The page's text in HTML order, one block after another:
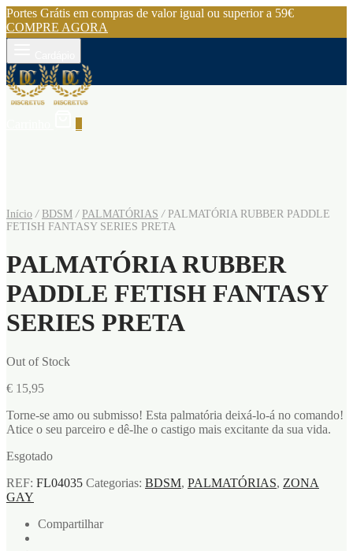
Portes Grátis em compras de valor igual ou superior a 59€
COMPRE AGORA
Início / BDSM / PALMATÓRIAS /PALMATÓRIA RUBBER PADDLE
FETISH FANTASY SERIES PRETA
PALMATÓRIA RUBBER
PADDLE FETISH FANTASY
SERIES PRETA
Out of Stock
€ 15,95
Torne-se amo ou submisso! Esta palmatória deixá-lo-á no comando!
Atice o seu parceiro e dê-lhe o castigo mais excitante da sua vida.
Esgotado
REF: FL04035 Categorias: BDSM, PALMATÓRIAS, ZONA
GAY
Compartilhar